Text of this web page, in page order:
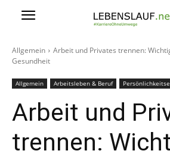
Allgemein
Arbeit und Privates trennen:
Gesundheit
Allgemein Arbeitsleben & Beruf
Arbeit und
trennen: